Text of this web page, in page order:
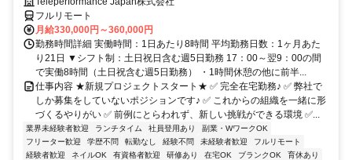
フルリモート
月給330,000円～360,000円
勤務時間詳細 実働時間：1日あたり8時間 平均勤務日数：1ヶ月あた
り21日 ▼シフト制：土日祝日含む週5日勤務 17：00～翌9：00の間
で実働8時間（土日祝含む週5日勤務） ・1時間休憩の他に前半...
仕事内容 ★新規プロジェクトスタート★ ✅ 完全在宅勤務♪ ✅ 弊社で
しか募集をしていないポジションです♪ ✅ これからの組織を一緒に形
づくるやりがい ✅ 前例にとらわれず、新しい挑戦ができる環境 ✅...
業界未経験者歓迎 ランチタイム 社員登用あり
副業・WワークOK
フリーター歓迎
学歴不問 転勤なし 経験不問 未経験者歓迎
フルリモート
経験者歓迎
ネイルOK 有資格者歓迎 研修あり 在宅OK ブランクOK
育休あり